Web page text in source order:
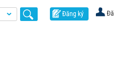
Đăng ký